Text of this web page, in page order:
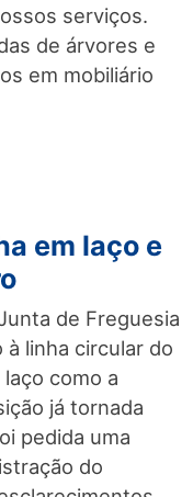
serviços.
de árvores e
em mobiliário
em laço e
de Freguesia
à linha circular do
como a
já tornada
pedida uma
do